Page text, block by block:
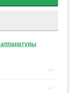
аппаратуры